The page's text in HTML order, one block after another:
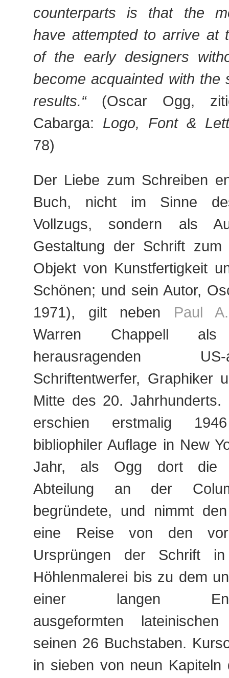
counterparts is that the
have attempted to arrive at
of the early designers
become acquainted with the
results.“(Oscar Ogg,
Cabarga: Logo, Font &
78)
Der Liebe zum Schreiben
Buch, nicht im Sinne
Vollzugs, sondern als
Gestaltung der Schrift zum
Objekt von Kunstfertigkeit
Schönen; und sein Autor,
1971), gilt neben Paul
Warren Chappell
herausragenden US-
Schriftentwerfer, Graphiker
Mitte des 20. Jahrhunderts.
erschien erstmalig
bibliophiler Auflage in New
Jahr, als Ogg dort die
Abteilung an der
begründete, und nimmt
eine Reise von den
Ursprüngen der Schrift
Höhlenmalerei bis zu dem
einer langen
ausgeformten
seinen 26 Buchstaben.
in sieben von neun Kapiteln